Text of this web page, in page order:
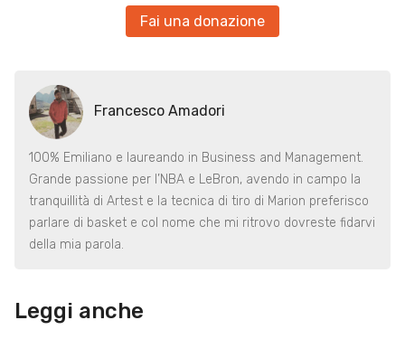
Fai una donazione
Francesco Amadori
100% Emiliano e laureando in Business and Management.
Grande passione per l’NBA e LeBron, avendo in campo la
tranquillità di Artest e la tecnica di tiro di Marion preferisco
parlare di basket e col nome che mi ritrovo dovreste fidarvi
della mia parola.
Leggi anche